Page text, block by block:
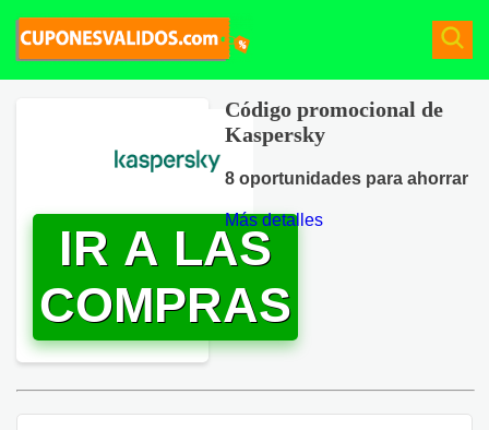
IR A LAS
COMPRAS
Código promocional de
Kaspersky
8 oportunidades para ahorrar
Más detalles